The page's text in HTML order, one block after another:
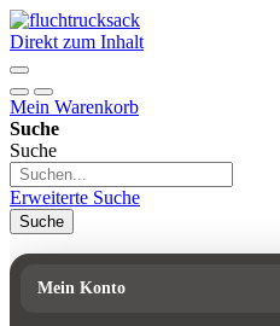
Direkt zum Inhalt
Mein Warenkorb
Suche
Suche
Erweiterte Suche
Suche
Mein Konto